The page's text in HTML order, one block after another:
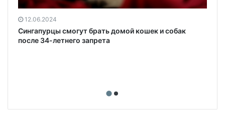
12.06.2024
Сингапурцы смогут брать домой кошек и собак
после 34-летнего запрета